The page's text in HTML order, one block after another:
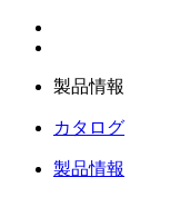
製品情報
カタログ
製品情報